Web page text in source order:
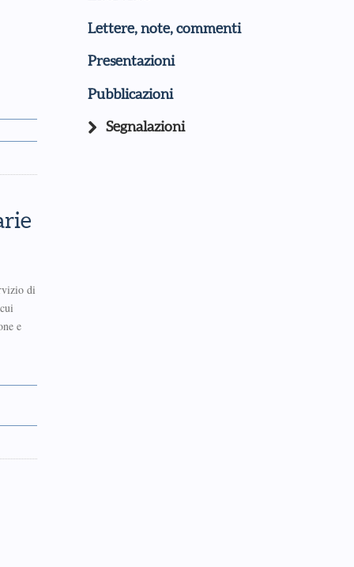
di
e
Lettere, note, commenti
Presentazioni
Pubblicazioni
Segnalazioni